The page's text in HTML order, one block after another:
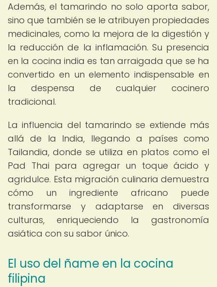
Además, el tamarindo no solo aporta sabor,
sino que también se le atribuyen propiedades
medicinales, como la mejora de la digestión y
la reducción de la inflamación. Su presencia
en la cocina india es tan arraigada que se ha
convertido en un elemento indispensable en
la despensa de cualquier cocinero
tradicional.
La influencia del tamarindo se extiende más
allá de la India, llegando a países como
Tailandia, donde se utiliza en platos como el
Pad Thai para agregar un toque ácido y
agridulce. Esta migración culinaria demuestra
cómo un ingrediente africano puede
transformarse y adaptarse en diversas
culturas, enriqueciendo la gastronomía
asiática con su sabor único.
El uso del ñame en la cocina
filipina